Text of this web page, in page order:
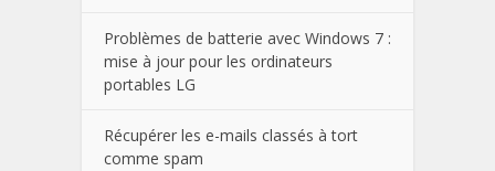
Problèmes de batterie avec Windows 7 :
mise à jour pour les ordinateurs
portables LG
Récupérer les e-mails classés à tort
comme spam